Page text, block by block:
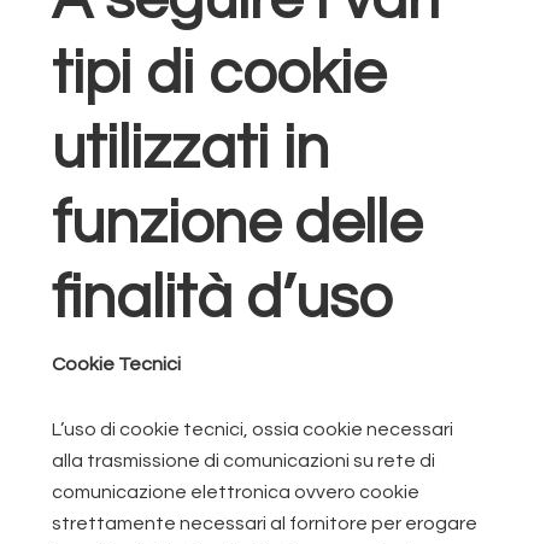
tipi di cookie
utilizzati in
funzione delle
finalità d’uso
Cookie Tecnici
L’uso di cookie tecnici, ossia cookie necessari
alla trasmissione di comunicazioni su rete di
comunicazione elettronica ovvero cookie
strettamente necessari al fornitore per erogare